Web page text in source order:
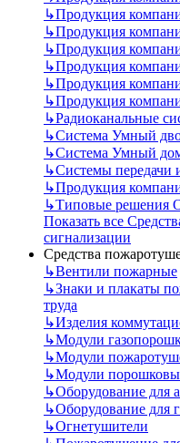
↳Продукция
↳Продукция
↳Продукция
↳Продукция
↳Продукция
↳Продукция
↳Радиоканальные
↳Система Умный
↳Система Умный
↳Системы передачи
↳Продукция
↳Типовые решения
Показать все
сигнализации
Средства
↳Вентили пожарные
↳Знаки и плакаты
труда
↳Изделия
↳Модули
↳Модули
↳Модули
↳Оборудование для
↳Оборудование для
↳Огнетушители